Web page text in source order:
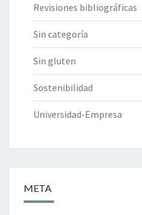
Revisiones bibliográficas
Sin categoría
Sin gluten
Sostenibilidad
Universidad-Empresa
META